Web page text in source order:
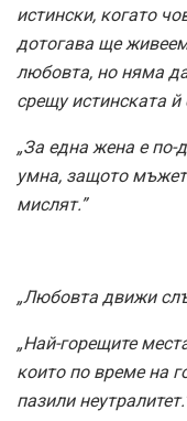
истински, когато
дотогава ще
любовта, но няма
срещу истинската й
„За една жена е по-
умна, защото
мислят.”
„Любовта движи
„Най-горещите
които по време на
пазили